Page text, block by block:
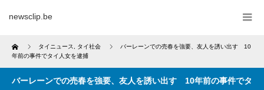
newsclip.be
Home タイニュース タイ社会
バーレーンでの売春を強要、友人を誘い出す 10
年前の事件でタイ人女を逮捕
バーレーンでの売春を強要、友人を誘い出す 10年前の事件でタ